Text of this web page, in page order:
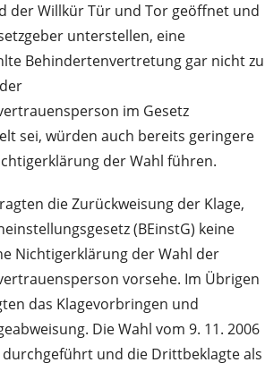
der Willkür Tür und Tor geöffnet und
unterstellen, eine
Behindertenvertretung gar nicht zu
im Gesetz
sei, würden auch bereits geringere
der Wahl führen.
die Zurückweisung der Klage,
(BEinstG) keine
Nichtigerklärung der Wahl der
vorsehe. Im Übrigen
das Klagevorbringen und
Die Wahl vom 9. 11. 2006
und die Drittbeklagte als